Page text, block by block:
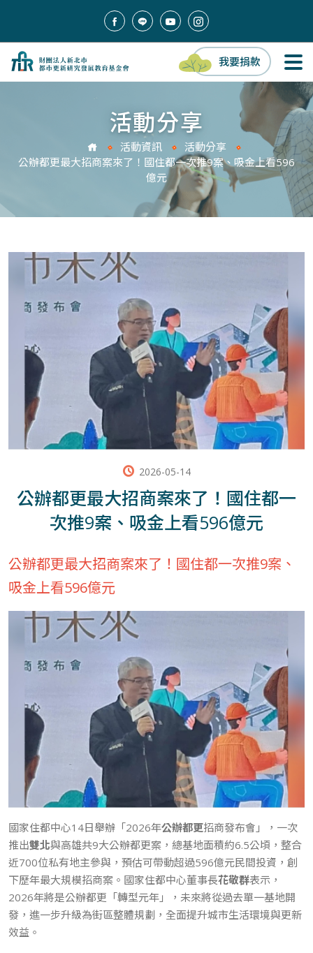
我要捐款
活動分享
活動資訊
活動分享
公辦都更最大招商案來了！國住都一次推9案、吸金上看596
億元
2026-05-14
公辦都更最大招商案來了！國住都一
次推9案、吸金上看596億元
公辦都更最大招商案來了！國住都一次推9案、
吸金上看596億元
國家住都中心14日舉辦「2026年公辦都更招商發布會」，一次
推出雙北與高雄共9大公辦都更案，總基地面積約6.5公頃，整合
近700位私有地主參與，預估可帶動超過596億元民間投資，創
下歷年最大規模招商案。國家住都中心董事長花敬群表示，
2026年將是公辦都更「轉型元年」，未來將從過去單一基地開
發，進一步升級為街區整體規劃，全面提升城市生活環境與更新
效益。